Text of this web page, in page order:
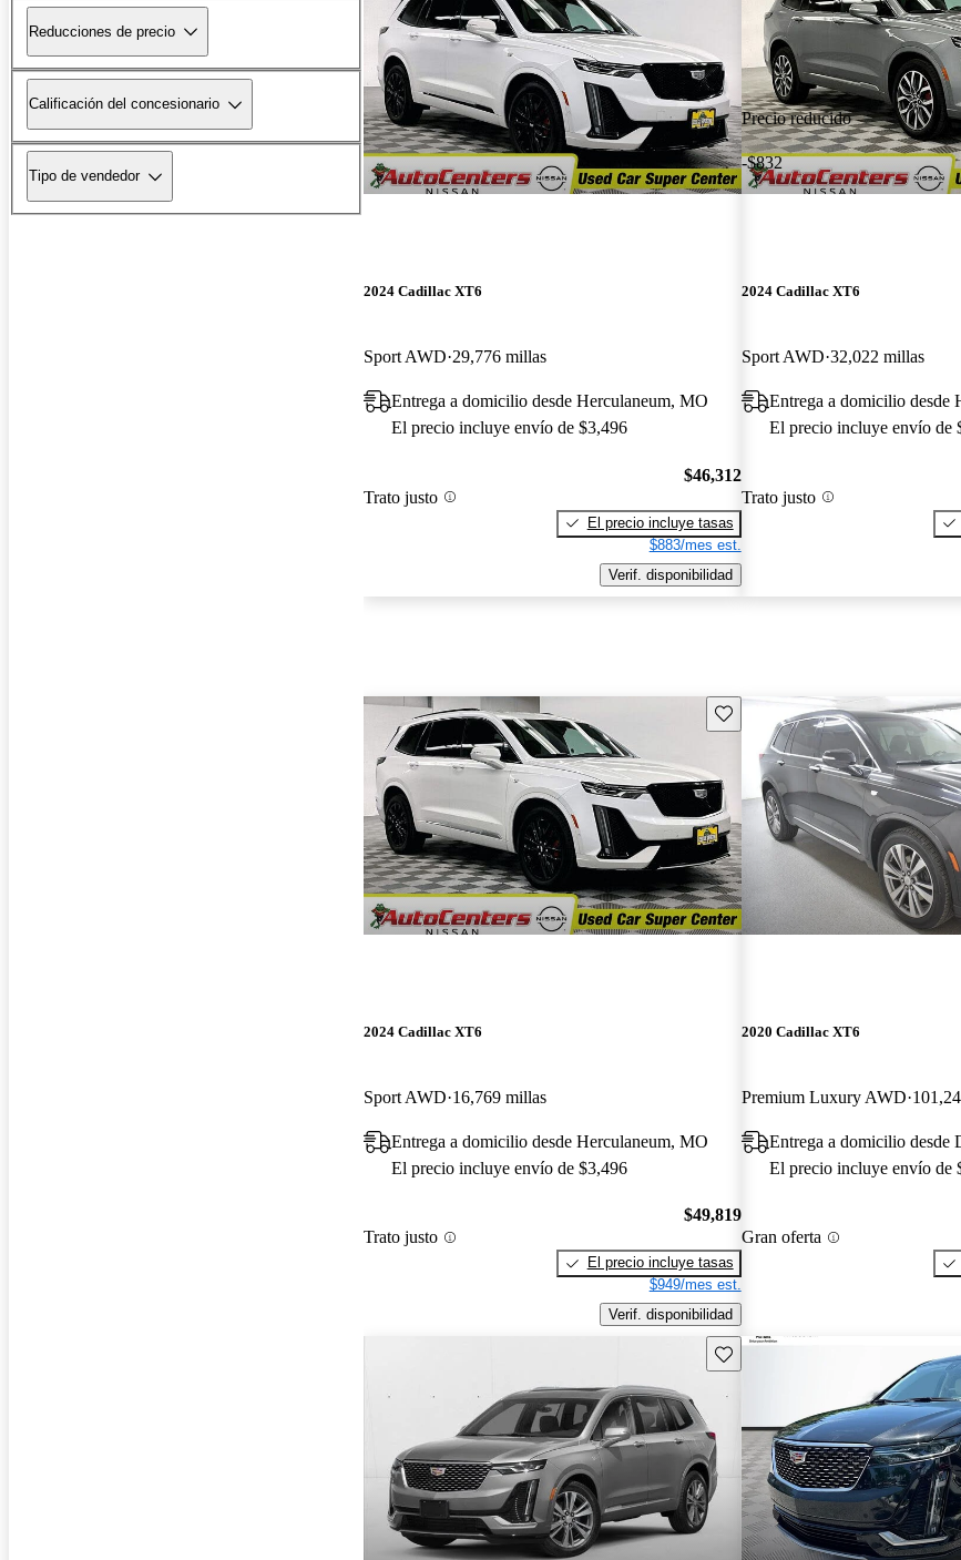
Reducciones de precio
Calificación del concesionario
Tipo de vendedor
2024 Cadillac XT6
Sport AWD 29,776 millas
Entrega a domicilio desde Herculaneum, MO
El precio incluye envío de $3,496
Trato justo
$46,312
El precio incluye tasas
$883/mes est.
Verif. disponibilidad
Precio reducido
-$832
2024 Cadillac XT6
Sport AWD 32,022 millas
Entrega a domicilio desde
El precio incluye envío de
Trato justo
Guarda este Aviso
2024 Cadillac XT6
Sport AWD 16,769 millas
Entrega a domicilio desde Herculaneum, MO
El precio incluye envío de $3,496
Trato justo
$49,819
El precio incluye tasas
$949/mes est.
Verif. disponibilidad
2020 Cadillac XT6
Premium Luxury AWD
Entrega a domicilio desde
El precio incluye envío de
Gran oferta
Guarda este Aviso